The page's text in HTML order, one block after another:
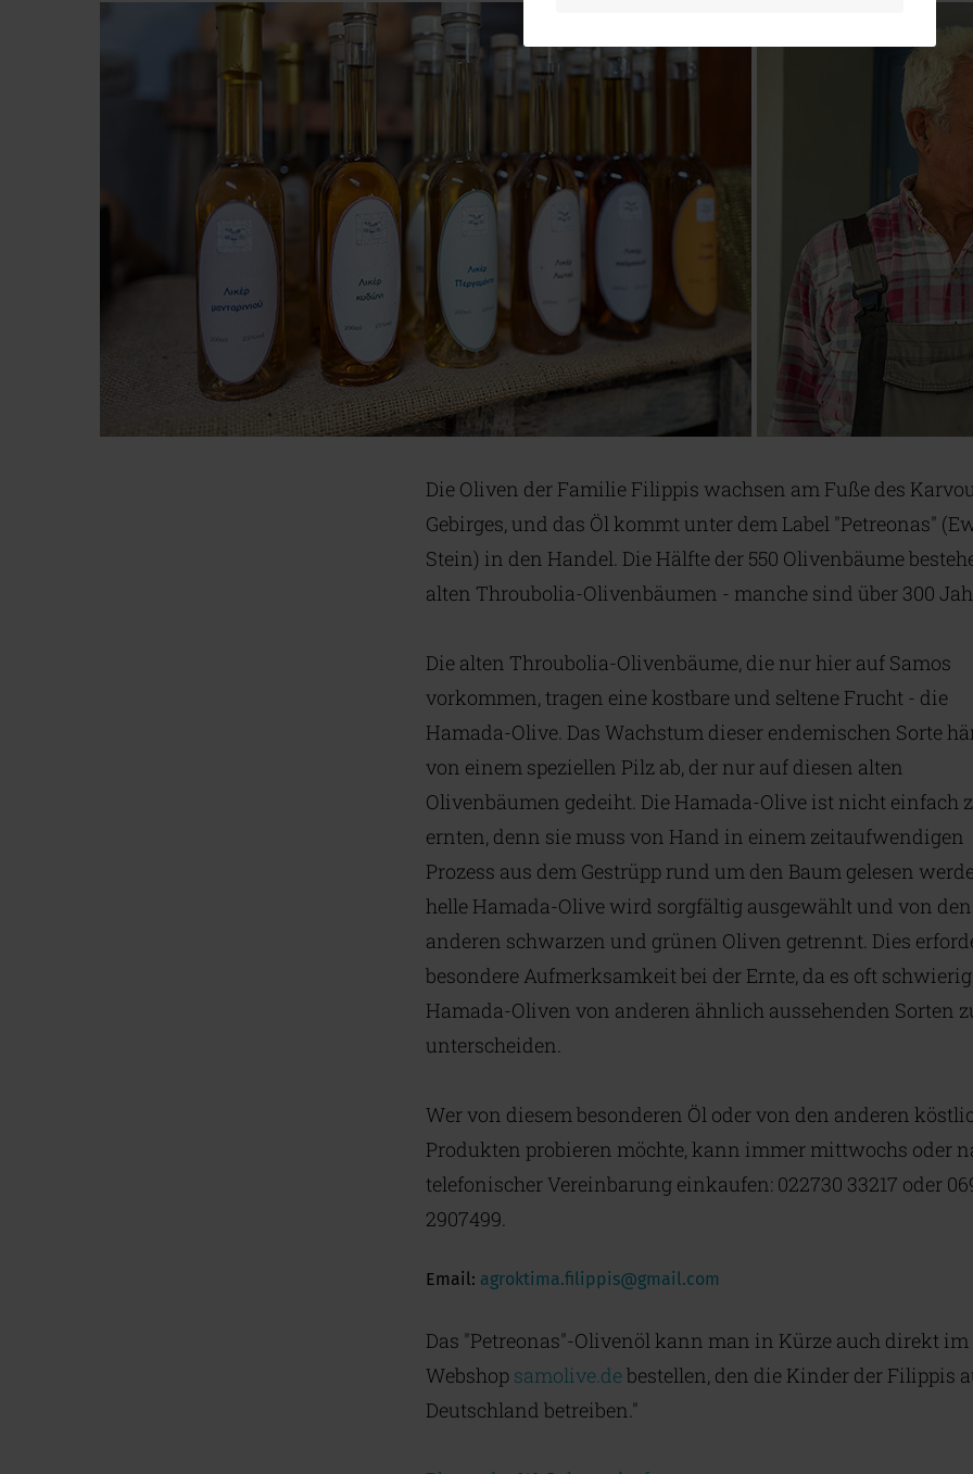
Die Oliven der Familie Filippis wachsen am Fuße des
Gebirges, und das Öl kommt unter dem Label "Petreonas"
Stein) in den Handel. Die Hälfte der 550 Olivenbäume
alten Throubolia-Olivenbäumen - manche sind über 300
Die alten Throubolia-Olivenbäume, die nur hier auf Samos
vorkommen, tragen eine kostbare und seltene Frucht - die
Hamada-Olive. Das Wachstum dieser endemischen Sorte
von einem speziellen Pilz ab, der nur auf diesen alten
Olivenbäumen gedeiht. Die Hamada-Olive ist nicht einfach
ernten, denn sie muss von Hand in einem zeitaufwendigen
Prozess aus dem Gestrüpp rund um den Baum gelesen
helle Hamada-Olive wird sorgfältig ausgewählt und von den
anderen schwarzen und grünen Oliven getrennt. Dies
besondere Aufmerksamkeit bei der Ernte, da es oft
Hamada-Oliven von anderen ähnlich aussehenden Sorten
unterscheiden.
Wer von diesem besonderen Öl oder von den anderen
Produkten probieren möchte, kann immer mittwochs oder
telefonischer Vereinbarung einkaufen: 022730 33217 oder
2907499.
Email: agroktima.filippis@gmail.com
Das "Petreonas"-Olivenöl kann man in Kürze auch direkt im
Webshop samolive.debestellen, den die Kinder der Filippis
Deutschland betreiben."